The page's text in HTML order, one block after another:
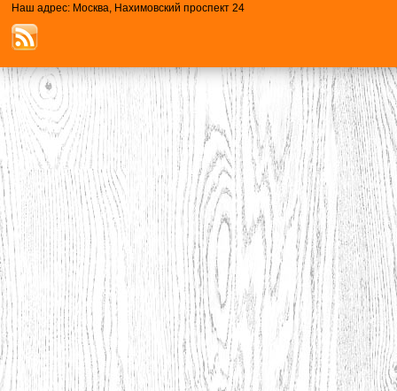
Наш адрес: Москва, Нахимовский проспект 24